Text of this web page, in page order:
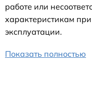
работе или
характеристикам
эксплуатации.
Показать полностью